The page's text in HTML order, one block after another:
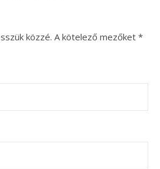
közzé. A kötelező mezőket *